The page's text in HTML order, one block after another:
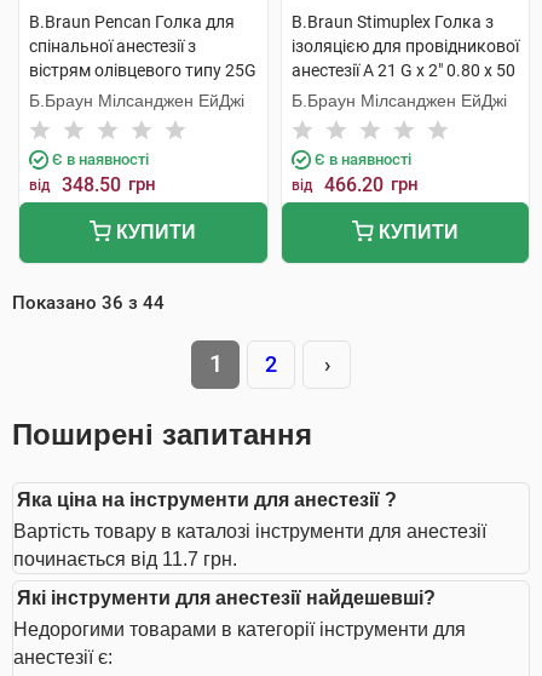
B.Braun Pencan Голка для
спінальної анестезії з
вістрям олівцевого типу 25G
0,53х88 мм 1 шт
Б.Браун Мілсанджен ЕйДжі
Є в наявності
від 348.50 грн
КУПИТИ
B.Braun Stimuplex Голка з
ізоляцією для провідникової
анестезії A 21 G x 2" 0.80 x 50
мм 1 шт
Б.Браун Мілсанджен ЕйДжі
Є в наявності
від 466.20 грн
КУПИТИ
Показано 36 з 44
1 2 ›
Поширені запитання
Яка ціна на інструменти для анестезії ?
Вартість товару в каталозі інструменти для анестезії
починається від 11.7 грн.
Які інструменти для анестезії найдешевші?
Недорогими товарами в категорії інструменти для
анестезії є: